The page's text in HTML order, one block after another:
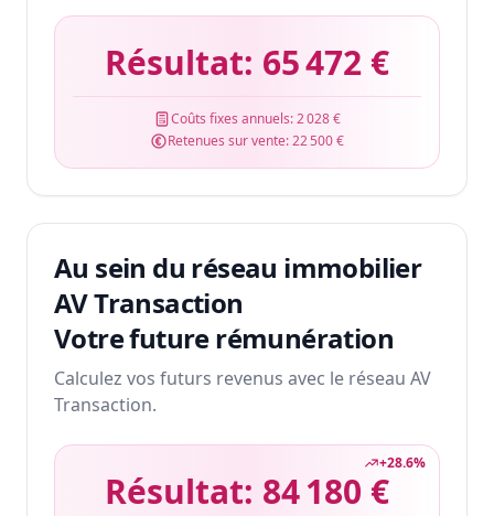
Résultat: 65 472 €
Coûts fixes annuels:2 028 €
Retenues sur vente:22 500 €
Au sein du réseau immobilier
AV Transaction
Votre future rémunération
Calculez vos futurs revenus avec le réseau AV
Transaction.
+28.6%
Résultat: 84 180 €